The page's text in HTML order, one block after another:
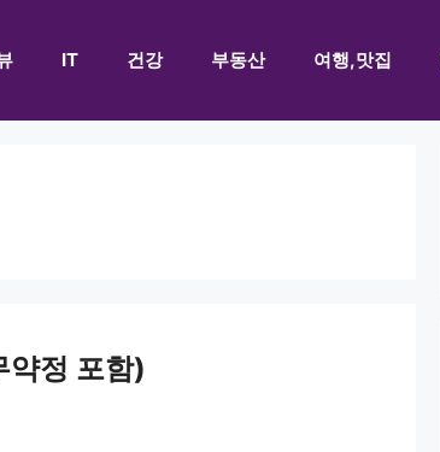
IT 건강 부동산 여행,맛집
약정 포함)